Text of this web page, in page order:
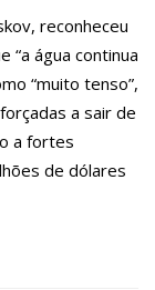
com pagamento
da Barbie e
fortalecer pré-
Manaus em 2024
jovem para
reconheceu
“a água continua
“muito tenso”,
a sair de
a fortes
de dólares